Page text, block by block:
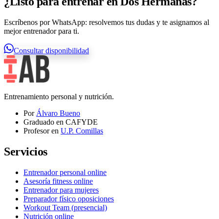
Escríbenos por WhatsApp: resolvemos tus dudas y te asignamos al
mejor entrenador para ti.
Consultar disponibilidad
Entrenamiento personal y nutrición.
Por Álvaro Bueno
Graduado en CAFYDE
Profesor en U.P. Comillas
Servicios
Entrenador personal online
Asesoría fitness online
Entrenador para mujeres
Preparador físico oposiciones
Workout Team (presencial)
Nutrición online